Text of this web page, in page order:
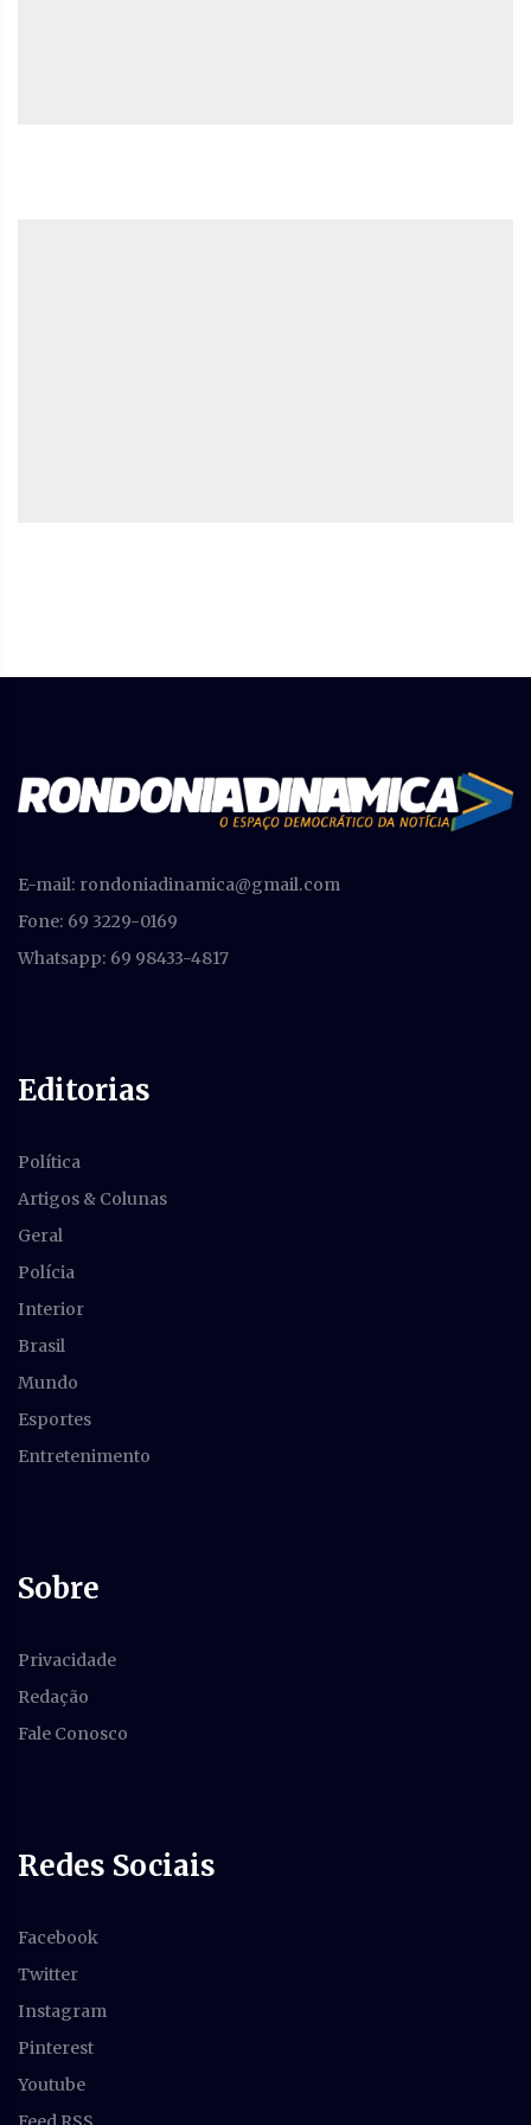
E-mail: rondoniadinamica@gmail.com
Fone: 69 3229-0169
Whatsapp: 69 98433-4817
Editorias
Política
Artigos & Colunas
Geral
Polícia
Interior
Brasil
Mundo
Esportes
Entretenimento
Sobre
Privacidade
Redação
Fale Conosco
Redes Sociais
Facebook
Twitter
Instagram
Pinterest
Youtube